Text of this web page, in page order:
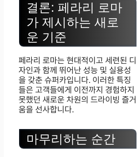
결론: 페라리 로마
가 제시하는 새로
운 기준
페라리 로마는 현대적이고 세련된 디
자인과 함께 뛰어난 성능 및 실용성
을 갖춘 슈퍼카입니다. 이러한 특징
들은 고객들에게 이전까지 경험하지
못했던 새로운 차원의 드라이빙 즐거
움을 선사합니다.
마무리하는 순간